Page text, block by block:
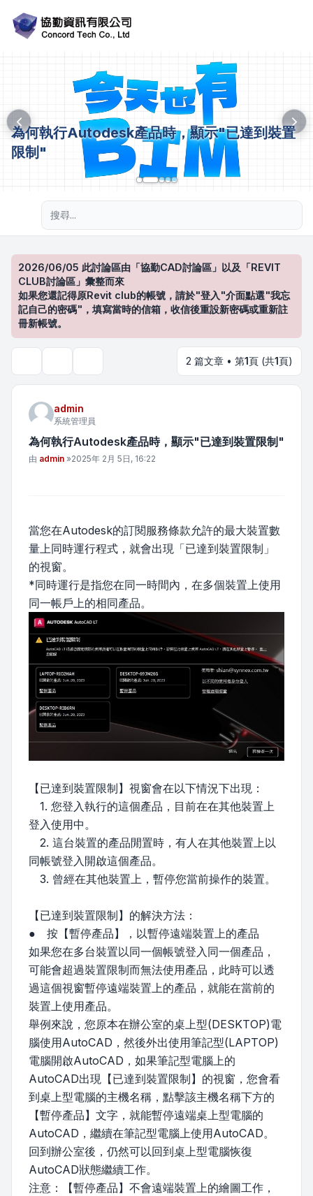
為何執行Autodesk產品時，顯示"已達到裝置
限制"
2026/06/05 此討論區由「協勤CAD討論區」以及「REVIT
CLUB討論區」彙整而來
如果您還記得原Revit club的帳號，請於"登入"介面點選"我忘
記自己的密碼"，填寫當時的信箱，收信後重設新密碼或重新註
冊新帳號。
2 篇文章 • 第1頁 (共1頁)
admin
系統管理員
為何執行Autodesk產品時，顯示"已達到裝置限制"
文章
由 admin »2025年 2月 5日, 16:22
當您在Autodesk的訂閱服務條款允許的最大裝置數
量上同時運行程式，就會出現「已達到裝置限制」
的視窗。
*同時運行是指您在同一時間內，在多個裝置上使用
同一帳戶上的相同產品。
【已達到裝置限制】視窗會在以下情況下出現：
1. 您登入執行的這個產品，目前在在其他裝置上
登入使用中。
2. 這台裝置的產品閒置時，有人在其他裝置上以
同帳號登入開啟這個產品。
3. 曾經在其他裝置上，暫停您當前操作的裝置。
【已達到裝置限制】的解決方法：
● 按【暫停產品】，以暫停遠端裝置上的產品
如果您在多台裝置以同一個帳號登入同一個產品，
可能會超過裝置限制而無法使用產品，此時可以透
過這個視窗暫停遠端裝置上的產品，就能在當前的
裝置上使用產品。
舉例來說，您原本在辦公室的桌上型(DESKTOP)電
腦使用AutoCAD，然後外出使用筆記型(LAPTOP)
電腦開啟AutoCAD，如果筆記型電腦上的
AutoCAD出現【已達到裝置限制】的視窗，您會看
到桌上型電腦的主機名稱，點擊該主機名稱下方的
【暫停產品】文字，就能暫停遠端桌上型電腦的
AutoCAD，繼續在筆記型電腦上使用AutoCAD。
回到辦公室後，仍然可以回到桌上型電腦恢復
AutoCAD狀態繼續工作。
注意：【暫停產品】不會遠端裝置上的繪圖工作，